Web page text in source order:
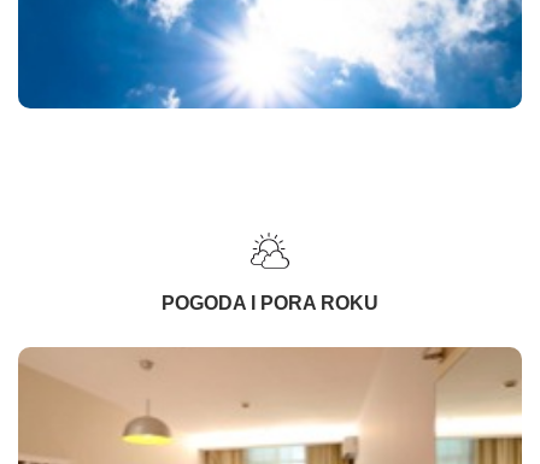
POGODA I PORA ROKU